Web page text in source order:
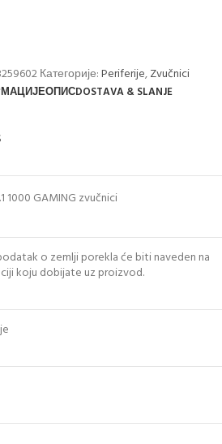
Категорије:Periferije,Zvučnici
ОПИСDOSTAVA & SLANJE
1000 GAMING zvučnici
o zemlji porekla će biti naveden na
koju dobijate uz proizvod.